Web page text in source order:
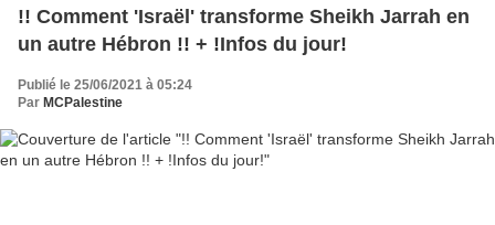
!! Comment 'Israël' transforme Sheikh Jarrah en
un autre Hébron !! + !Infos du jour!
Publié le 25/06/2021 à 05:24
Par MCPalestine